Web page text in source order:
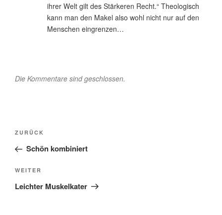
ihrer Welt gilt des Stärkeren Recht.“ Theologisch
kann man den Makel also wohl nicht nur auf den
Menschen eingrenzen…
Die Kommentare sind geschlossen.
Beitragsnavigation
Vorheriger
Beitrag
ZURÜCK
Schön kombiniert
Nächster
Beitrag
WEITER
Leichter Muskelkater